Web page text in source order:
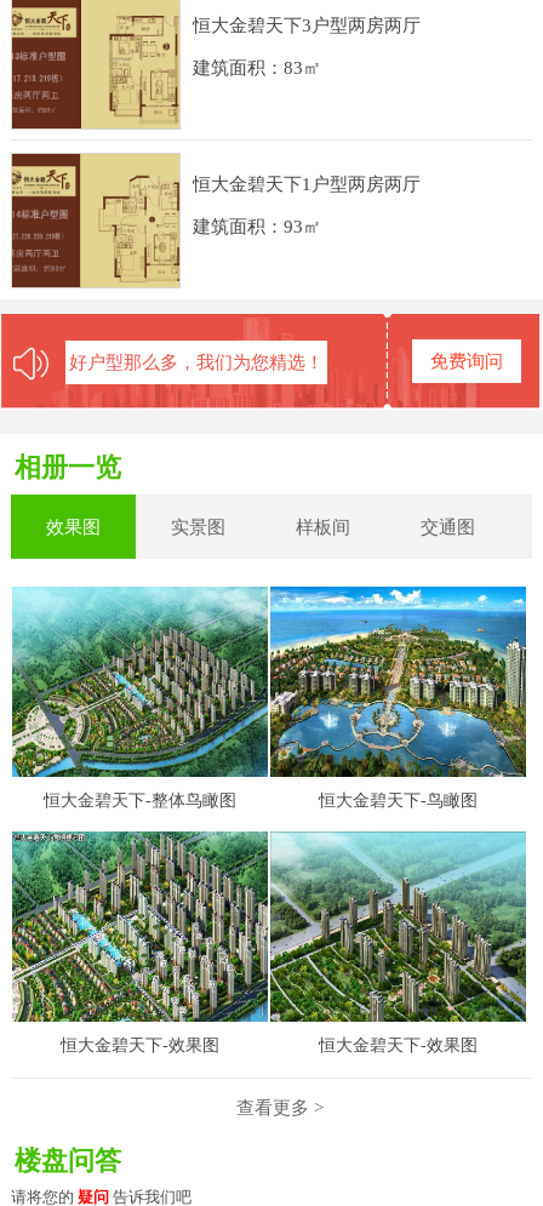
恒大金碧天下3户型两房两厅
建筑面积：83㎡
恒大金碧天下1户型两房两厅
建筑面积：93㎡
好户型那么多，我们为您精选！ 免费询问
相册一览
效果图 实景图 样板间 交通图
恒大金碧天下-整体鸟瞰图 恒大金碧天下-鸟瞰图
恒大金碧天下-效果图 恒大金碧天下-效果图
查看更多 >
楼盘问答
请将您的 疑问 告诉我们吧